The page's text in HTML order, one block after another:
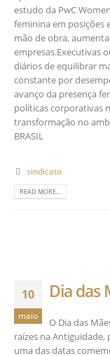
estudo da PwC
feminina em posições
mão de obra,
empresas.Executivas
diários de equilibrar
constante por
avanço da presença
políticas corporativas
transformação no
BRASIL
sindicato
READ MORE...
10
maio
Dia das
O Dia das
raízes na
uma das datas